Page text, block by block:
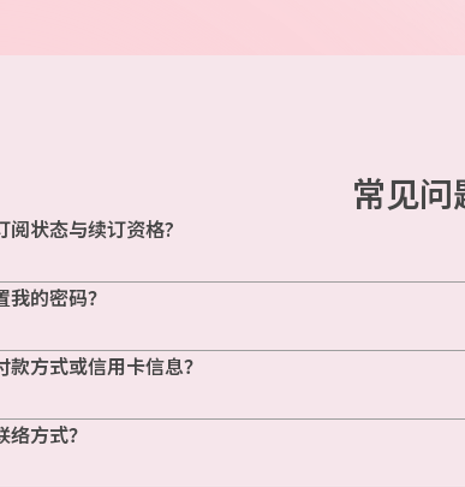
常见问
阅状态与续订资格?
的密码？
方式或信用卡信息？
方式？